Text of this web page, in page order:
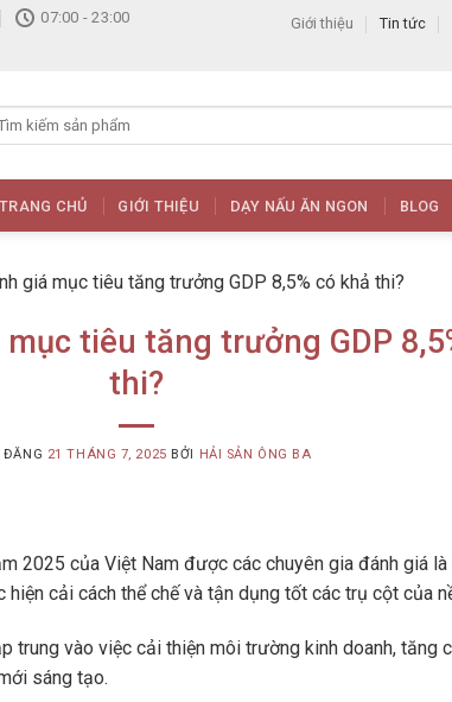
07:00 - 23:00
Giới thiệu Tin tức
TRANG CHỦ GIỚI THIỆU DẠY NẤU ĂN NGON BLOG
giá mục tiêu tăng trưởng GDP 8,5% có khả thi?
tiêu tăng trưởng GDP
thi?
ĐĂNG 21 THÁNG 7, 2025 BỞI HẢI SẢN ÔNG BA
2025 của Việt Nam được các chuyên gia đánh giá
cải cách thể chế và tận dụng tốt các trụ cột của
trung vào việc cải thiện môi trường kinh doanh, tăng
sáng tạo.